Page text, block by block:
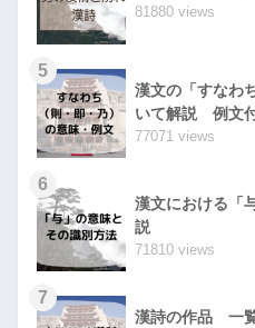
81880 views
5
漢文の「すなわ
いて解説 例文
77071 views
6
漢文における「
説
71810 views
7
漢詩の作品 一